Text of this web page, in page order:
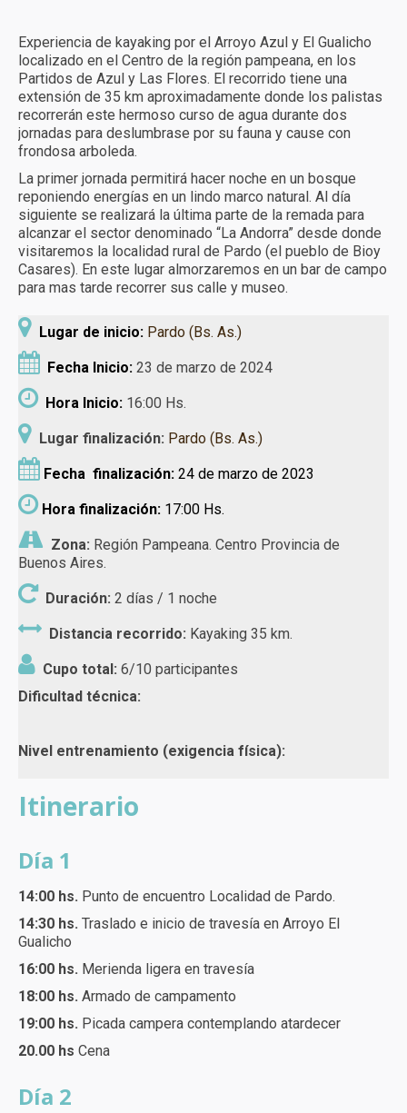
Calendario
Turismo receptivo
Turismo educativo
Reservas y condiciones
Contacto
Experiencia de kayaking por el Arroyo Azul y El Gualicho
localizado en el Centro de la región pampeana, en los
Partidos de Azul y Las Flores. El recorrido tiene una
extensión de 35 km aproximadamente donde los palistas
recorrerán este hermoso curso de agua durante dos
jornadas para deslumbrase por su fauna y cause con
frondosa arboleda.
La primer jornada permitirá hacer noche en un bosque
reponiendo energías en un lindo marco natural. Al día
siguiente se realizará la última parte de la remada para
alcanzar el sector denominado “La Andorra” desde donde
visitaremos la localidad rural de Pardo (el pueblo de Bioy
Casares). En este lugar almorzaremos en un bar de campo
para mas tarde recorrer sus calle y museo.
Lugar de inicio: Pardo (Bs. As.)
Fecha Inicio: 23 de marzo de 2024
Hora Inicio: 16:00 Hs.
Lugar finalización: Pardo (Bs. As.)
Fecha finalización: 24 de marzo de 2023
Hora finalización: 17:00 Hs.
Zona: Región Pampeana. Centro Provincia de
Buenos Aires.
Duración: 2 días / 1 noche
Distancia recorrido: Kayaking 35 km.
Cupo total: 6/10 participantes
Dificultad técnica:
Nivel entrenamiento (exigencia física):
Itinerario
Día 1
14:00 hs. Punto de encuentro Localidad de Pardo.
14:30 hs. Traslado e inicio de travesía en Arroyo El
Gualicho
16:00 hs. Merienda ligera en travesía
18:00 hs. Armado de campamento
19:00 hs. Picada campera contemplando atardecer
20.00 hs Cena
Día 2